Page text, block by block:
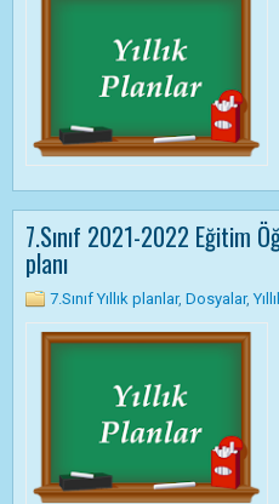
7.Sınıf 2021-2022 Eğitim
planı
7.Sınıf Yıllık planlar, Dosyalar,